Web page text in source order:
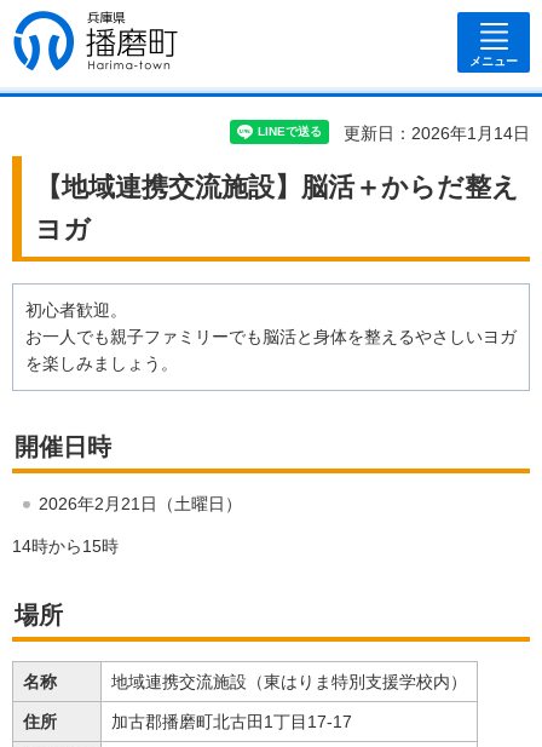
兵庫県 播磨
町
メニュー
更新日：2026年1月14日
【地域連携交流施設】脳活＋からだ整え
ヨガ
初心者歓迎。
お一人でも親子ファミリーでも脳活と身体を整えるやさしいヨガ
を楽しみましょう。
開催日時
2026年2月21日（土曜日）
14時から15時
場所
名称 地域連携交流施設（東はりま特別支援学校内）
住所 加古郡播磨町北古田1丁目17-17